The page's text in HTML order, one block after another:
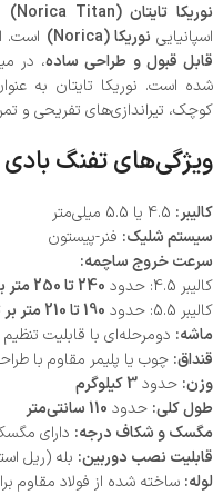
نوریکا تایتان (Norica Titan)
اسپانیایی نوریکا (Norica) است.
قابل قبول و طراحی ساده، در
شده است. نوریکا تایتان به
کوچک، تیراندازی‌های تفریحی و
ویژگی‌های تفنگ بادی
کالیبر:
سیستم شلیک: فنر-پیستون
سرعت خروج ساچمه:
کالیبر 4.5: حدود
240 تا 250 متر بر ثانیه
کالیبر 5.5: حدود
190 تا 210 متر بر ثانیه
ماشه: دو‌مرحله‌ای با قابلیت تنظیم
قنداق: چوب یا پلیمر مقاوم با
وزن: حدود3 کیلوگرم
طول کلی: حدود 110 سانتی‌متر
مگسک و شکاف درجه: دارای
قابلیت نصب دوربین: بله (ریل استاندارد
لوله: ساخته شده از فولاد مقاوم